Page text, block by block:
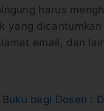
harus
yang
email, dan
bagi Dosen :